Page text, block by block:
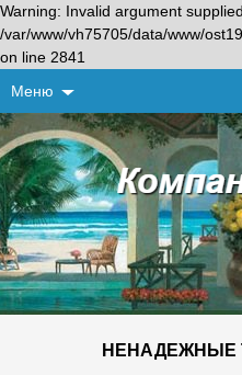
Warning: Invalid argument
/var/www/vh75705/data/www/
on line 2841
Меню
НЕНАДЕЖНЫЕ